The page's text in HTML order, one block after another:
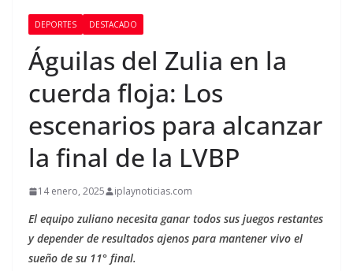
DEPORTES DESTACADO
Águilas del Zulia en la
cuerda floja: Los
escenarios para alcanzar
la final de la LVBP
14 enero, 2025 iplaynoticias.com
El equipo zuliano necesita ganar todos sus juegos restantes
y depender de resultados ajenos para mantener vivo el
sueño de su 11° final.